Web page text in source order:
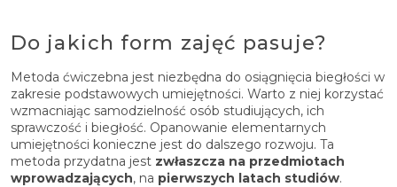
Do jakich form zajęć pasuje?
Metoda ćwiczebna jest niezbędna do osiągnięcia biegłości w
zakresie podstawowych umiejętności. Warto z niej korzystać
wzmacniając samodzielność osób studiujących, ich
sprawczość i biegłość. Opanowanie elementarnych
umiejętności konieczne jest do dalszego rozwoju. Ta
metoda przydatna jest zwłaszcza na przedmiotach
wprowadzających, na pierwszych latach studiów.